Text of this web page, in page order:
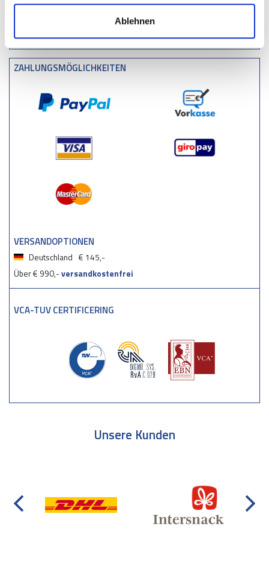
Ablehnen
Zugangskontrolle
ZAHLUNGSMÖGLICHKEITEN
VERSANDOPTIONEN
Deutschland € 145,-
Über € 990,-versandkostenfrei
VCA-TUV CERTIFICERING
Unsere Kunden